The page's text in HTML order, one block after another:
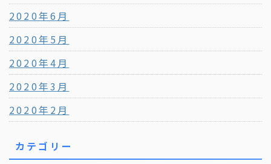
2020年6月
2020年5月
2020年4月
2020年3月
2020年2月
カテゴリー